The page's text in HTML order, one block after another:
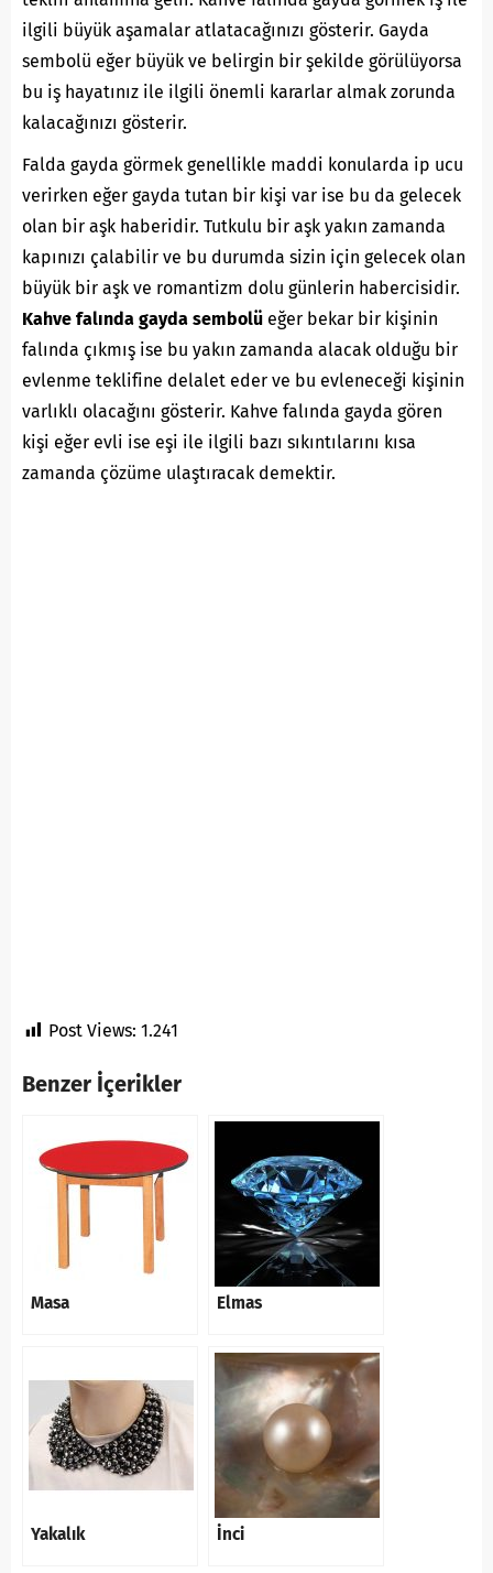
ilgili büyük aşamalar atlatacağınızı gösterir. Gayda
sembolü eğer büyük ve belirgin bir şekilde görülüyorsa
bu iş hayatınız ile ilgili önemli kararlar almak zorunda
kalacağınızı gösterir.
Falda gayda görmek genellikle maddi konularda ip ucu
verirken eğer gayda tutan bir kişi var ise bu da gelecek
olan bir aşk haberidir. Tutkulu bir aşk yakın zamanda
kapınızı çalabilir ve bu durumda sizin için gelecek olan
büyük bir aşk ve romantizm dolu günlerin habercisidir.
Kahve falında gayda sembolü eğer bekar bir kişinin
falında çıkmış ise bu yakın zamanda alacak olduğu bir
evlenme teklifine delalet eder ve bu evleneceği kişinin
varlıklı olacağını gösterir. Kahve falında gayda gören
kişi eğer evli ise eşi ile ilgili bazı sıkıntılarını kısa
zamanda çözüme ulaştıracak demektir.
Post Views: 1.241
Benzer İçerikler
Masa Elmas
Yakalık İnci